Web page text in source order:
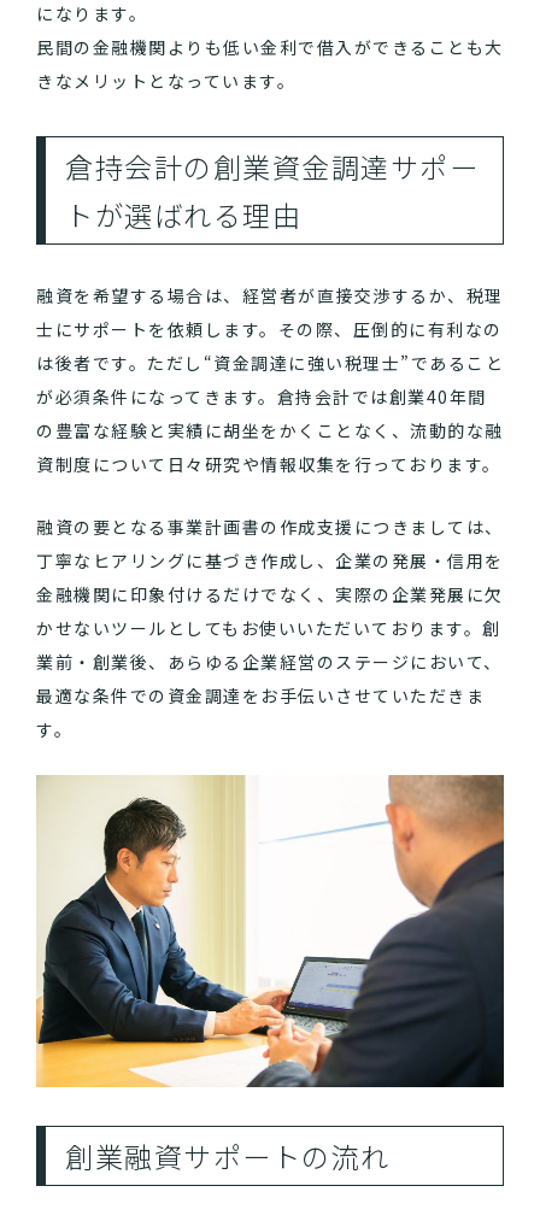
になります。
民間の金融機関よりも低い金利で借入ができることも大
きなメリットとなっています。
倉持会計の創業資金調達サポー
トが選ばれる理由
融資を希望する場合は、経営者が直接交渉するか、税理
士にサポートを依頼します。その際、圧倒的に有利なの
は後者です。ただし“資金調達に強い税理士”であること
が必須条件になってきます。倉持会計では創業40年間
の豊富な経験と実績に胡坐をかくことなく、流動的な融
資制度について日々研究や情報収集を行っております。
融資の要となる事業計画書の作成支援につきましては、
丁寧なヒアリングに基づき作成し、企業の発展・信用を
金融機関に印象付けるだけでなく、実際の企業発展に欠
かせないツールとしてもお使いいただいております。創
業前・創業後、あらゆる企業経営のステージにおいて、
最適な条件での資金調達をお手伝いさせていただきま
す。
創業融資サポートの流れ